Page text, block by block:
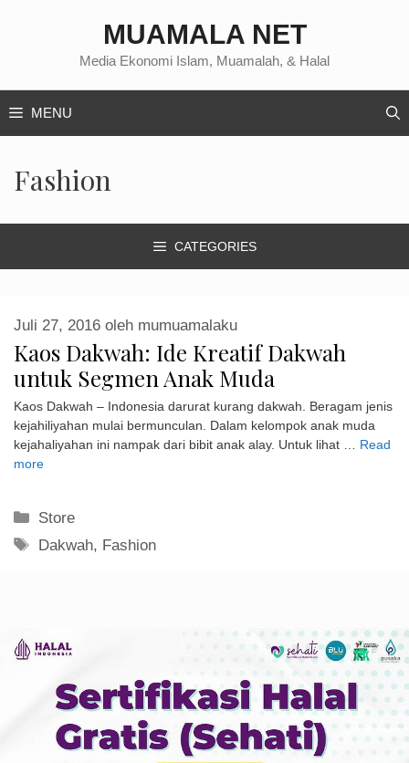
MUAMALA NET
Media Ekonomi Islam, Muamalah, & Halal
MENU
Fashion
CATEGORIES
Kaos Dakwah: Ide Kreatif Dakwah
untuk Segmen Anak Muda
Juli 27, 2016 oleh mumuamalaku
Kaos Dakwah – Indonesia darurat kurang dakwah. Beragam jenis
kejahiliyahan mulai bermunculan. Dalam kelompok anak muda
kejahaliyahan ini nampak dari bibit anak alay. Untuk lihat …
Read
more
Kategori
Store
Tag
Dakwah, Fashion